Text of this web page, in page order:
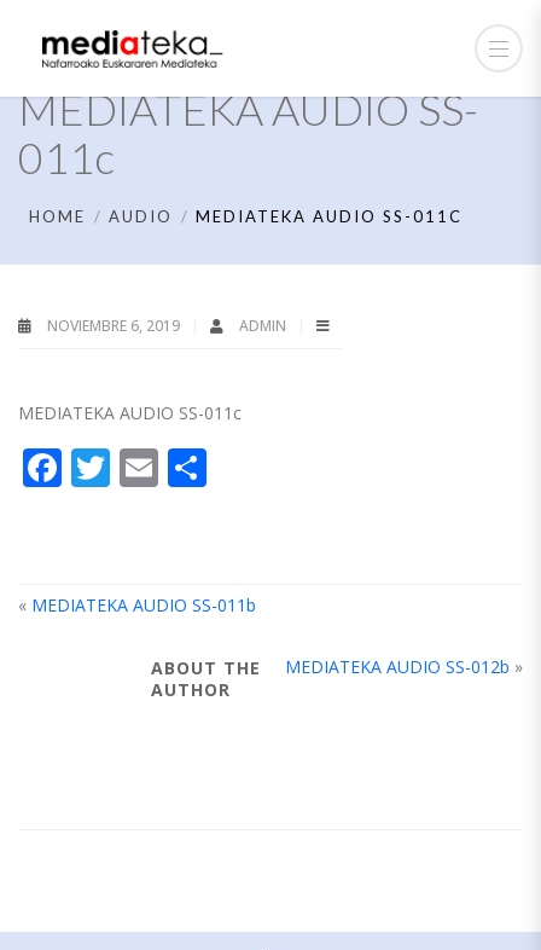
MEDIATEKA AUDIO SS-
011c
HOME AUDIO MEDIATEKA AUDIO SS-011C
NOVIEMBRE 6, 2019 ADMIN
MEDIATEKA AUDIO SS-011c
Facebook
Twitter
Email
« MEDIATEKA AUDIO SS-011b
MEDIATEKA AUDIO SS-012b »
ABOUT THE
AUTHOR